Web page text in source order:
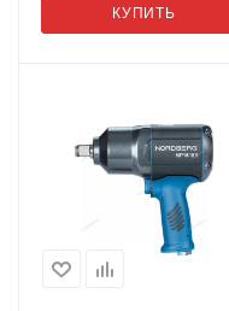
КУПИТЬ